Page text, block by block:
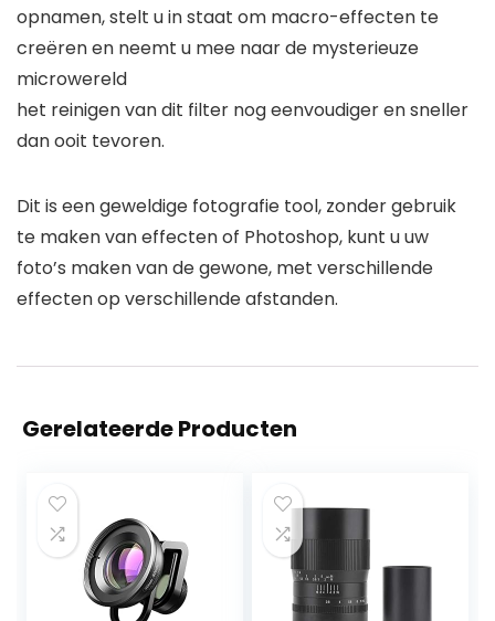
opnamen, stelt u in staat om macro-effecten te
creëren en neemt u mee naar de mysterieuze
microwereld
het reinigen van dit filter nog eenvoudiger en sneller
dan ooit tevoren.
Dit is een geweldige fotografie tool, zonder gebruik
te maken van effecten of Photoshop, kunt u uw
foto’s maken van de gewone, met verschillende
effecten op verschillende afstanden.
Gerelateerde Producten